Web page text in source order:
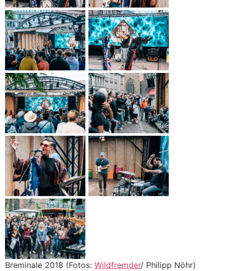
Breminale 2018 (Fotos: Wildfremder/ Philipp Nöhr)